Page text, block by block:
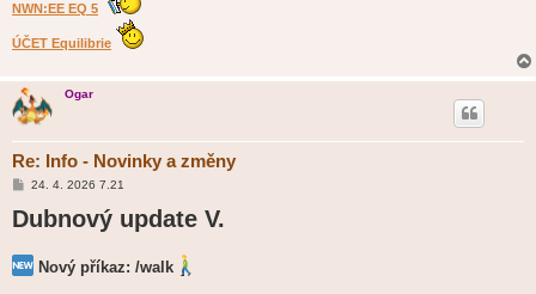
NWN:EE EQ 5
ÚČET Equilibrie
Ogar
Re: Info - Novinky a změny
P
í
s
ě
v
24. 4. 2026 7.21
Dubnový update V.
Nový příkaz: /walk